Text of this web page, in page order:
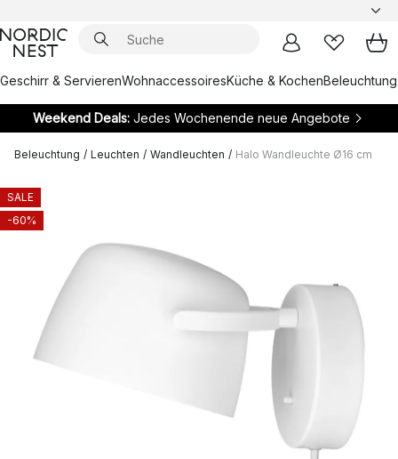
Geschirr & ServierenWohnaccessoiresKüche & KochenBeleuchtung
Weekend Deals:Jedes Wochenende neue Angebote
Beleuchtung / Leuchten / Wandleuchten / Halo Wandleuchte Ø16 cm
SALE
-60%